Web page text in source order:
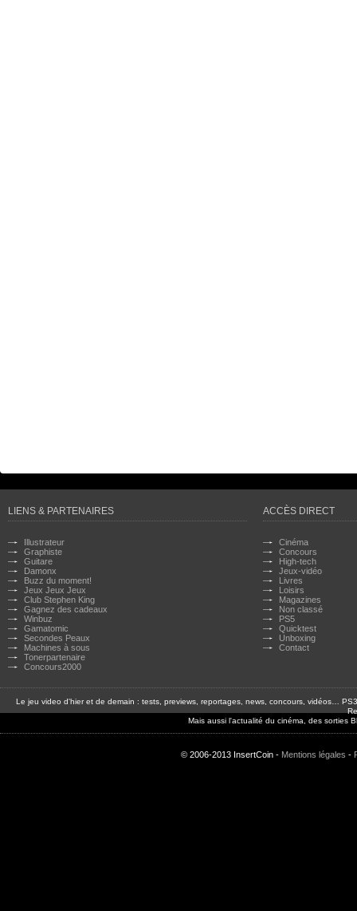
LIENS & PARTENAIRES
Illustrateur
Graphiste
Guitare
Damonx
Buzz du moment!
Jeux Jeux Jeux
Club Stephen King
Gagnez des cadeaux
Winbuz
Gamatomic
Secondes Peaux
Machines à sous
Tonerpartenaire
Concours2000
ACCÈS DIRECT
Cinéma
Concours
High-tech
Jeux-vidéo
Livres
Loisirs
Magazines
Non classé
PS5
Quicktest
Unboxing
Contact
Le jeu video d'hier et de demain : tests, previews, reportages, news, concours, vidéos…
Mais aussi l'actualité du cinéma, des sorties
© 2006-2013 InsertCoin - Mentions légales -